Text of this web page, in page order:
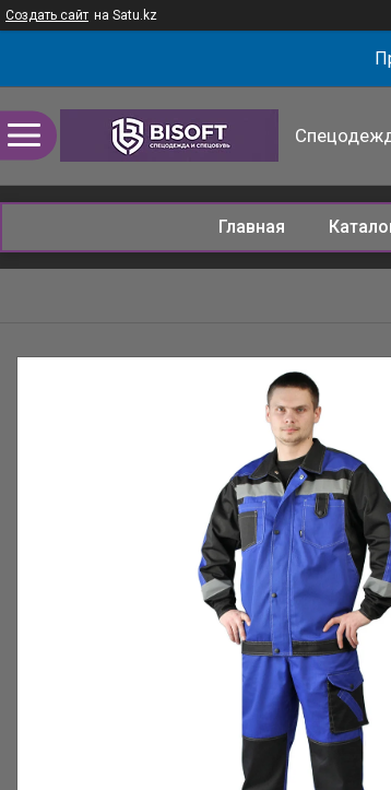
Создать сайт на Satu.kz
Главная